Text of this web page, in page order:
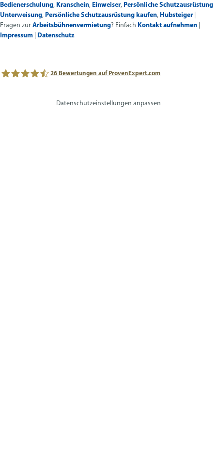
Bedienerschulung, Kranschein, Einweiser, Persönliche Schutzausrüstung
Unterweisung, Persönliche Schutzausrüstung kaufen, Hubsteiger
Fragen zur Arbeitsbühnenvermietung? Einfach Kontakt aufnehmen
Impressum
Datenschutz
avs SYSTEM LIFT AG
26 Bewertungen auf ProvenExpert.com
Datenschutzeinstellungen anpassen